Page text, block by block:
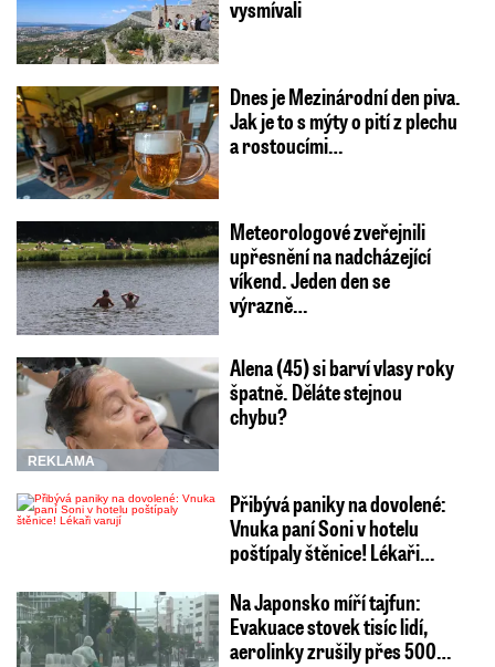
vysmívali
Dnes je Mezinárodní den piva.
Jak je to s mýty o pití z plechu
a rostoucími…
Meteorologové zveřejnili
upřesnění na nadcházející
víkend. Jeden den se
výrazně…
REKLAMA
Alena (45) si barví vlasy roky
špatně. Děláte stejnou
chybu?
Přibývá paniky na dovolené:
Vnuka paní Soni v hotelu
poštípaly štěnice! Lékaři…
Na Japonsko míří tajfun:
Evakuace stovek tisíc lidí,
aerolinky zrušily přes 500…